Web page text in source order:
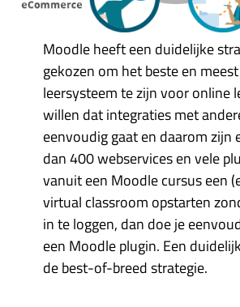
Moodle heeft een duidelijke
gekozen om het beste en
leersysteem te zijn voor online
willen dat integraties met
eenvoudig gaat en daarom zijn
dan 400 webservices en vele
vanuit een Moodle cursus een
virtual classroom opstarten
in te loggen, dan doe je
een Moodle plugin. Een
de best-of-breed strategie.